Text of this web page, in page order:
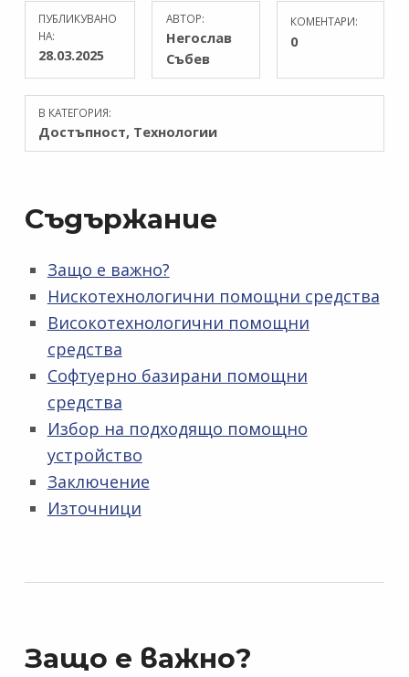
ПУБЛИКУВАНО
НА:
28.03.2025
АВТОР:
Негослав
Събев
КОМЕНТАРИ:
0
В КАТЕГОРИЯ:
Достъпност, Технологии
Съдържание
Защо е важно?
Нискотехнологични помощни средства
Високотехнологични помощни
средства
Софтуерно базирани помощни
средства
Избор на подходящо помощно
устройство
Заключение
Източници
Защо е важно?